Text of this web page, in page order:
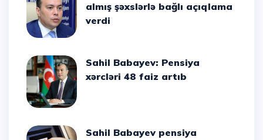
almış şəxslərlə bağlı açıqlama
verdi
Sahil Babayev: Pensiya
xərcləri 48 faiz artıb
Sahil Babayev pensiya